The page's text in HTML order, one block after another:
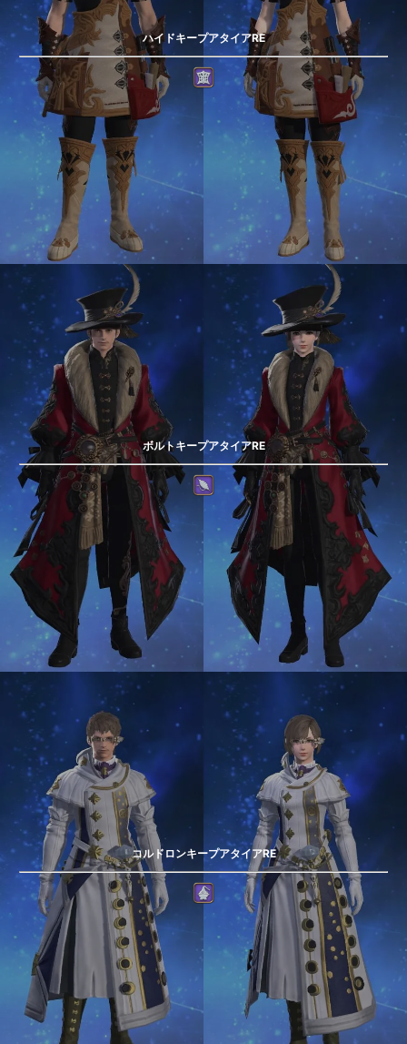
ハイドキープアタイアRE
ボルトキープアタイアRE
コルドロンキープアタイアRE